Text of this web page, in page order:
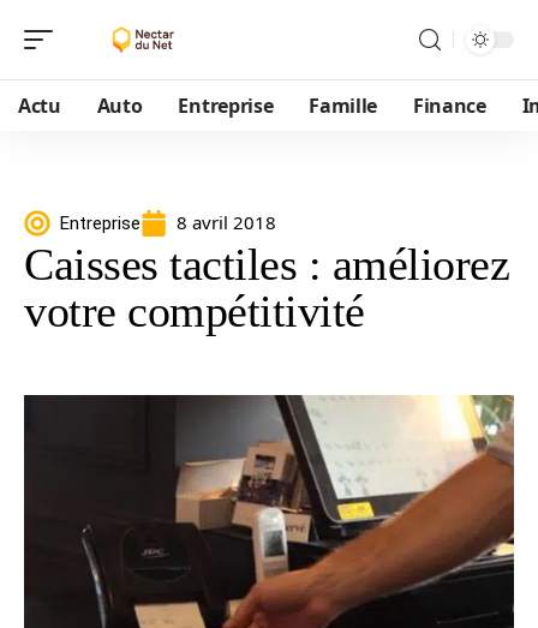
Actu Auto Entreprise Famille Finance
Entreprise 8 avril 2018
Caisses tactiles : améliorez
votre compétitivité